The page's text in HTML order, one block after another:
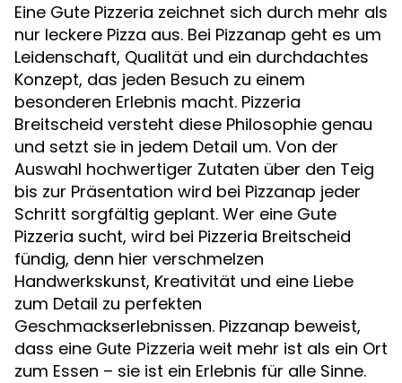
Eine Gute Pizzeria zeichnet sich durch mehr als
nur leckere Pizza aus. Bei Pizzanap geht es um
Leidenschaft, Qualität und ein durchdachtes
Konzept, das jeden Besuch zu einem
besonderen Erlebnis macht. Pizzeria
Breitscheid versteht diese Philosophie genau
und setzt sie in jedem Detail um. Von der
Auswahl hochwertiger Zutaten über den Teig
bis zur Präsentation wird bei Pizzanap jeder
Schritt sorgfältig geplant. Wer eine Gute
Pizzeria sucht, wird bei Pizzeria Breitscheid
fündig, denn hier verschmelzen
Handwerkskunst, Kreativität und eine Liebe
zum Detail zu perfekten
Geschmackserlebnissen. Pizzanap beweist,
dass eine Gute Pizzeria weit mehr ist als ein Ort
zum Essen – sie ist ein Erlebnis für alle Sinne.